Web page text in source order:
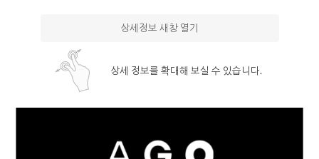
상세정보 새창 열기
상세 정보를 확대해 보실 수 있습니다.